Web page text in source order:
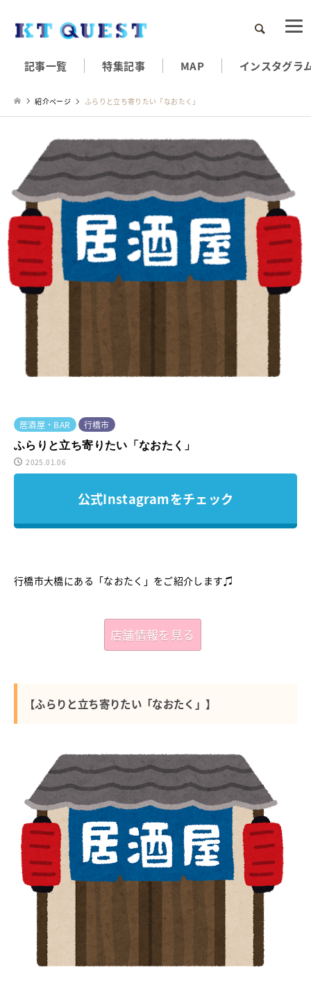
検索
記事一覧 特集記事 MAP インスタグラ
紹介ページ ふらりと立ち寄りたい「なおたく」
居酒屋・BAR
行橋市
ふらりと立ち寄りたい「なおたく」
2025.01.06
公式Instagramをチェック
行橋市大橋にある「なおたく」をご紹介します♫
店舗情報を見る
【ふらりと立ち寄りたい「なおたく」】